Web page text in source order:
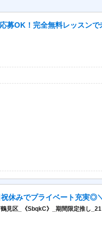
見区_《SbqkC》_期間限定推し_21